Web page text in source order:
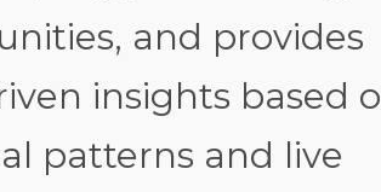
and provides
insights based
patterns and live